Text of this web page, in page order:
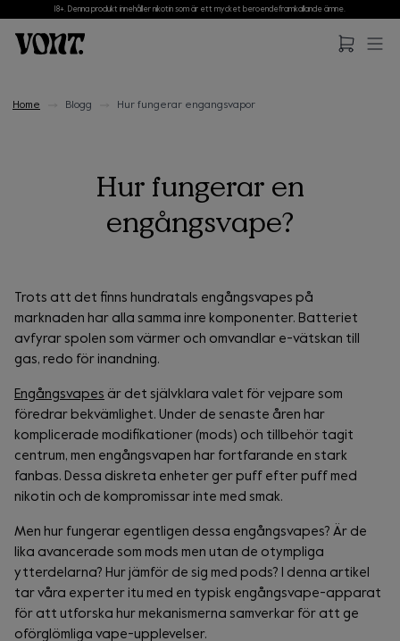
Hoppa till huvudinnehåll
18+. Denna produkt innehåller nikotin som är ett mycket beroendeframkallande ämne.
Home Blogg Hur fungerar engangsvapor
Hur fungerar en
engångsvape?
Trots att det finns hundratals engångsvapes på
marknaden har alla samma inre komponenter. Batteriet
avfyrar spolen som värmer och omvandlar e-vätskan till
gas, redo för inandning.
Engångsvapes är det självklara valet för vejpare som
föredrar bekvämlighet. Under de senaste åren har
komplicerade modifikationer (mods) och tillbehör tagit
centrum, men engångsvapen har fortfarande en stark
fanbas. Dessa diskreta enheter ger puff efter puff med
nikotin och de kompromissar inte med smak.
Men hur fungerar egentligen dessa engångsvapes? Är de
lika avancerade som mods men utan de otympliga
ytterdelarna? Hur jämför de sig med pods? I denna artikel
tar våra experter itu med en typisk engångsvape-apparat
för att utforska hur mekanismerna samverkar för att ge
oförglömliga vape-upplevelser.